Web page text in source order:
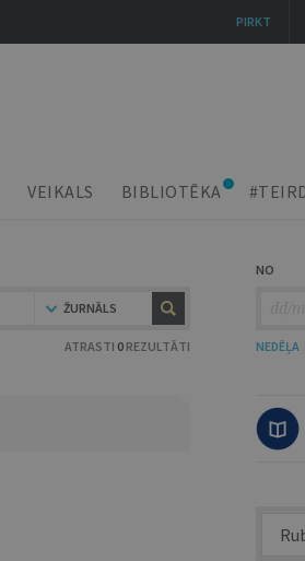
VEIKALS BIBLIOTĒKA
ŽURNĀLS
ATRASTI 0 REZULTĀTI
NO
NEDĒĻA
PIRKT